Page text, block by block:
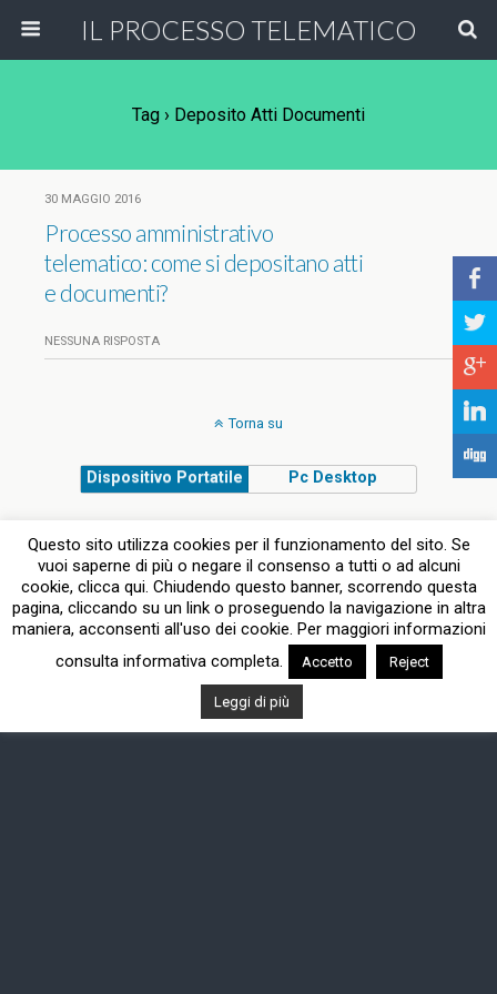
IL PROCESSO TELEMATICO
Tag › Deposito Atti Documenti
30 MAGGIO 2016
Processo amministrativo
telematico: come si depositano atti
e documenti?
NESSUNA RISPOSTA
Torna su
Dispositivo Portatile Pc Desktop
Questo sito utilizza cookies per il funzionamento del sito. Se
vuoi saperne di più o negare il consenso a tutti o ad alcuni
cookie, clicca qui. Chiudendo questo banner, scorrendo questa
pagina, cliccando su un link o proseguendo la navigazione in altra
maniera, acconsenti all'uso dei cookie. Per maggiori informazioni
consulta informativa completa.
Accetto Reject
Leggi di più
b
a
c
j
F